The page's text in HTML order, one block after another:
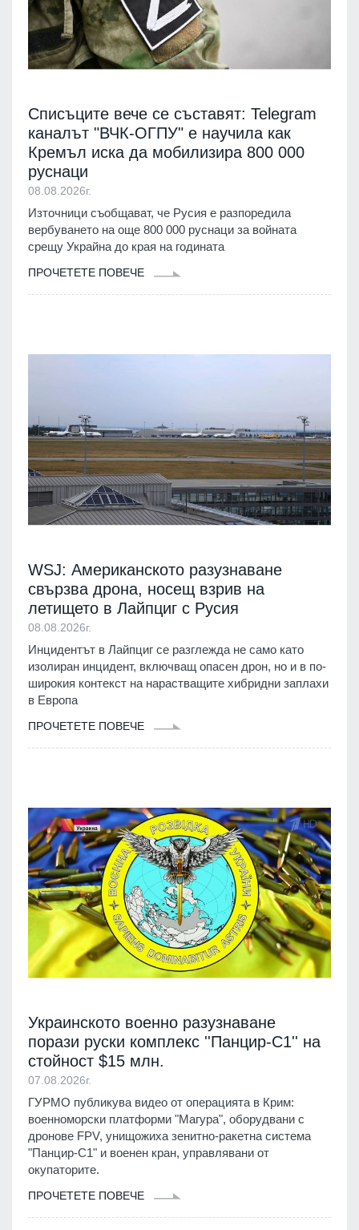
Списъците вече се съставят: Telegram
каналът "ВЧК-ОГПУ" е научила как
Кремъл иска да мобилизира 800 000
руснаци
08.08.2026г.
Източници съобщават, че Русия е разпоредила
вербуването на още 800 000 руснаци за войната
срещу Украйна до края на годината
ПРОЧЕТЕТЕ ПОВЕЧЕ
WSJ: Американското разузнаване
свързва дрона, носещ взрив на
летището в Лайпциг с Русия
08.08.2026г.
Инцидентът в Лайпциг се разглежда не само като
изолиран инцидент, включващ опасен дрон, но и в по-
широкия контекст на нарастващите хибридни заплахи
в Европа
ПРОЧЕТЕТЕ ПОВЕЧЕ
Украинското военно разузнаване
порази руски комплекс ''Панцир-С1'' на
стойност $15 млн.
07.08.2026г.
ГУРМО публикува видео от операцията в Крим:
военноморски платформи "Магура", оборудвани с
дронове FPV, унищожиха зенитно-ракетна система
"Панцир-С1" и военен кран, управлявани от
окупаторите.
ПРОЧЕТЕТЕ ПОВЕЧЕ